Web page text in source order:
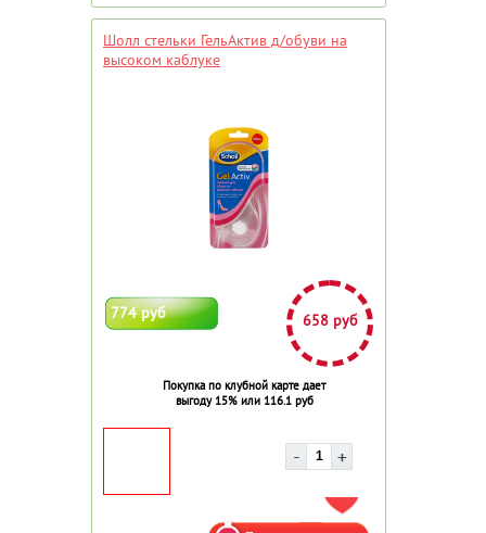
Шолл стельки ГельАктив д/обуви на
высоком каблуке
774 руб 658 руб
Покупка по клубной карте дает
выгоду 15% или 116.1 руб
ДОБАВИТЬ В ИЗБРАННОЕ